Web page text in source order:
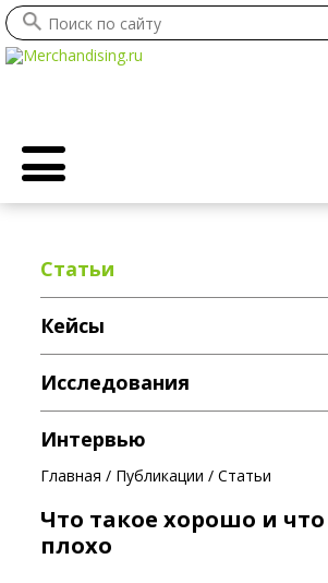
Главная / Публикации /Статьи
Что такое хорошо и что
плохо
Статьи
Кейсы
Исследования
Интервью